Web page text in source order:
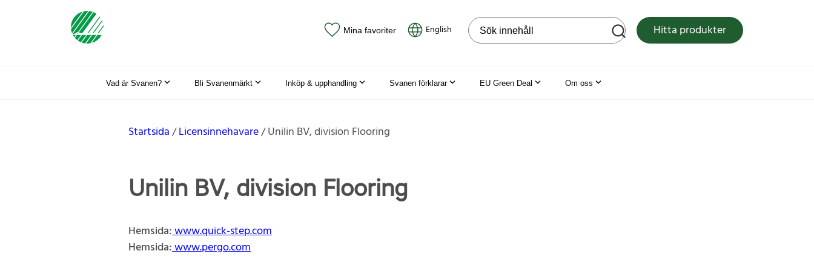
Mina favoriter English Sök på webbplatsen Hitta produkter
Vad är Svanen? Bli Svanenmärkt Inköp & upphandling Svanen förklarar EU Green Deal Om oss
Startsida Licensinnehavare Unilin BV, division Flooring
Unilin BV, division Flooring
Hemsida:www.quick-step.com
Hemsida:www.pergo.com